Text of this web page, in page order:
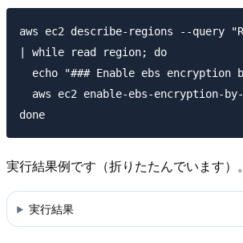
aws ec2 describe-regions --query
| while read region; do
echo "### Enable ebs encryption
aws ec2 enable-ebs-encryption-
実行結果例です（折りたたんでいます）。
実行結果